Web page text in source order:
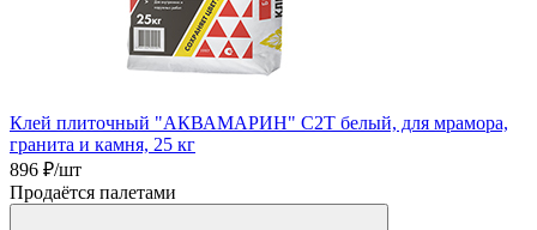
Клей плиточный "АКВАМАРИН" C2T белый, для мрамора,
гранита и камня, 25 кг
896 ₽/шт
Продаётся палетами